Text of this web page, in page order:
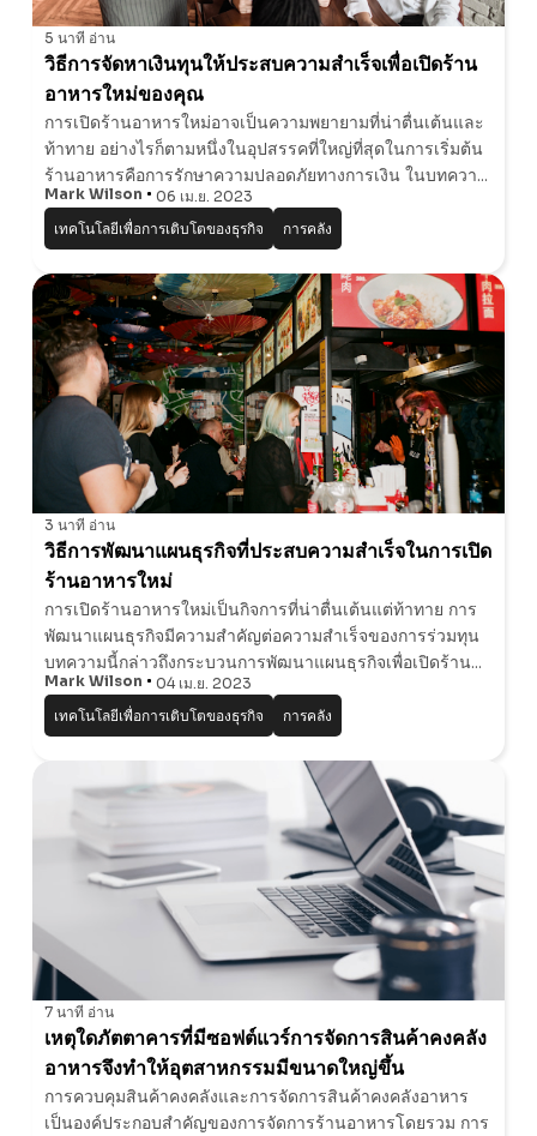
5 นาที อ่าน
วิธีการจัดหาเงินทุนให้ประสบความสําเร็จเพื่อเปิดร้าน
อาหารใหม่ของคุณ
การเปิดร้านอาหารใหม่อาจเป็นความพยายามที่น่าตื่นเต้นและ
ท้าทาย อย่างไรก็ตามหนึ่งในอุปสรรคที่ใหญ่ที่สุดในการเริ่มต้น
ร้านอาหารคือการรักษาความปลอดภัยทางการเงิน ในบทความ
นี้เราจะพูดถึงวิธีการจัดหาเงินทุนให้ประสบความสําเร็จเพื่อ
Mark Wilson
06 เม.ย. 2023
เทคโนโลยีเพื่อการเติบโตของธุรกิจ
การคลัง
3 นาที อ่าน
วิธีการพัฒนาแผนธุรกิจที่ประสบความสําเร็จในการเปิด
ร้านอาหารใหม่
การเปิดร้านอาหารใหม่เป็นกิจการที่น่าตื่นเต้นแต่ท้าทาย การ
พัฒนาแผนธุรกิจมีความสําคัญต่อความสําเร็จของการร่วมทุน
บทความนี้กล่าวถึงกระบวนการพัฒนาแผนธุรกิจเพื่อเปิดร้าน
อาหารใหม่ บทความนี้เน้นความสําคัญของการวิจัยตลาดกา
รกําหนดแนวคิดของร้านอาหารการวิเคร
Mark Wilson
04 เม.ย. 2023
เทคโนโลยีเพื่อการเติบโตของธุรกิจ
การคลัง
7 นาที อ่าน
เหตุใดภัตตาคารที่มีซอฟต์แวร์การจัดการสินค้าคงคลัง
อาหารจึงทําให้อุตสาหกรรมมีขนาดใหญ่ขึ้น
การควบคุมสินค้าคงคลังและการจัดการสินค้าคงคลังอาหาร
เป็นองค์ประกอบสําคัญของการจัดการร้านอาหารโดยรวม การ